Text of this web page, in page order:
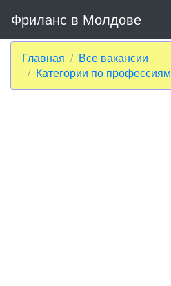
Фриланс в Молдове
Главная
Все вакансии
Категории по профессиям